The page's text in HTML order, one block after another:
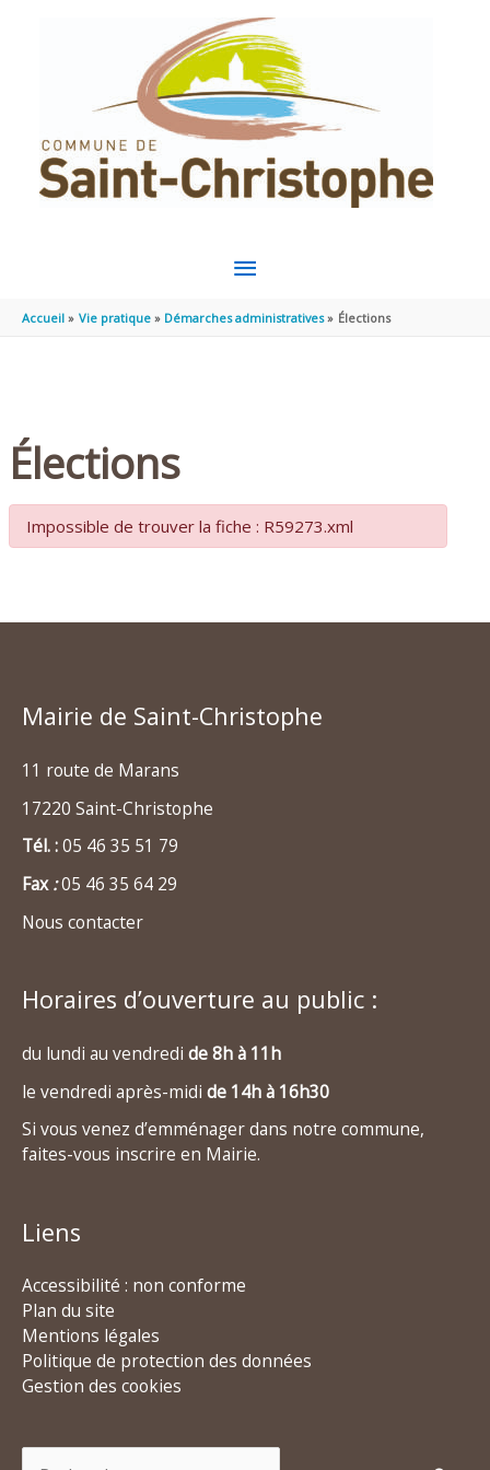
MENU
PRINCIPAL
Accueil Vie pratique Démarches administratives Élections
Élections
Impossible de trouver la fiche : R59273.xml
Mairie de Saint-Christophe
11 route de Marans
17220 Saint-Christophe
Tél. :05 46 35 51 79
Fax:05 46 35 64 29
Nous contacter
Horaires d’ouverture au public :
du lundi au vendredi de 8h à 11h
le vendredi après-midi de 14h à 16h30
Si vous venez d’emménager dans notre commune,
faites-vous inscrire en Mairie.
Liens
Accessibilité : non conforme
Plan du site
Mentions légales
Politique de protection des données
Gestion des cookies